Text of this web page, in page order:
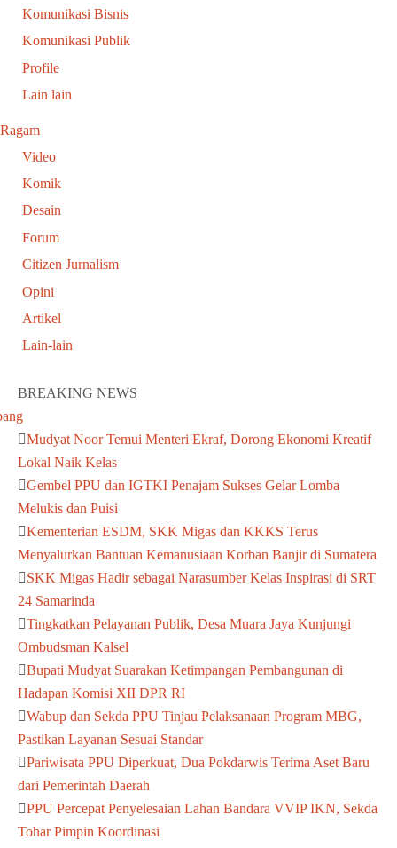
Komunikasi Bisnis
Komunikasi Publik
Profile
Lain lain
Ragam
Video
Komik
Desain
Forum
Citizen Jurnalism
Opini
Artikel
Lain-lain
BREAKING NEWS
Mudyat Noor Temui Menteri Ekraf, Dorong Ekonomi Kreatif
Lokal Naik Kelas
Gembel PPU dan IGTKI Penajam Sukses Gelar Lomba
Melukis dan Puisi
Kementerian ESDM, SKK Migas dan KKKS Terus
Menyalurkan Bantuan Kemanusiaan Korban Banjir di Sumatera
SKK Migas Hadir sebagai Narasumber Kelas Inspirasi di SRT
24 Samarinda
Tingkatkan Pelayanan Publik, Desa Muara Jaya Kunjungi
Ombudsman Kalsel
Bupati Mudyat Suarakan Ketimpangan Pembangunan di
Hadapan Komisi XII DPR RI
Wabup dan Sekda PPU Tinjau Pelaksanaan Program MBG,
Pastikan Layanan Sesuai Standar
Pariwisata PPU Diperkuat, Dua Pokdarwis Terima Aset Baru
dari Pemerintah Daerah
PPU Percepat Penyelesaian Lahan Bandara VVIP IKN, Sekda
Tohar Pimpin Koordinasi